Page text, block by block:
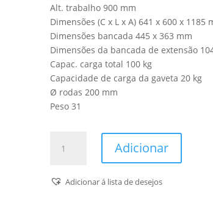
Alt. trabalho 900 mm
Dimensões (C x L x A) 641 x 600 x 1185
Dimensões bancada 445 x 363 mm
Dimensões da bancada de extensão
Capac. carga total 100 kg
Capacidade de carga da gaveta 20 kg
Ø rodas 200 mm
Peso 31
Móvel
Adicionar
Adicionar á lista de desejos